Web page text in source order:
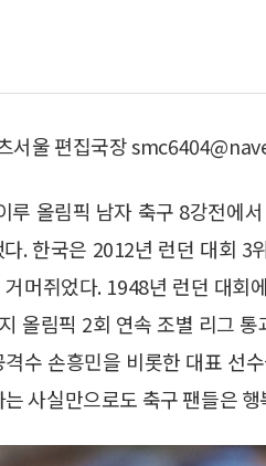
서울 편집국장
올림픽 남자 축구 8강전에
. 한국은 2012년 런던 대회 3
머쥐었다. 1948년 런던 대회
올림픽 2회 연속 조별 리그
수 손흥민을 비롯한 대표 선
사실만으로도 축구 팬들은